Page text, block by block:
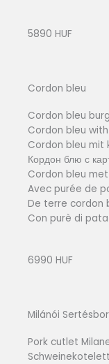
5890 HUF
Cordon bleu
Cordon bleu
Cordon bleu
Cordon bleu
Кордон блю с
Cordon bleu
Avec purée de
De terre cordon
Con purè di
6990 HUF
Milánói
Pork cutlet